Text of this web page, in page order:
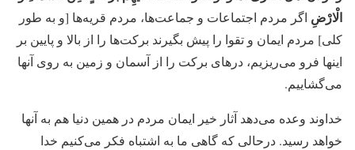
الْارْضِ اگر مردم اجتماعات و جماعت‌ها، مردم قریه‏‌ها [و به طور
کلی] مردم ایمان و تقوا را پیش بگیرند برکت‌ها را از بالا و پایین بر
اینها فرو می‌‏ریزیم، درهای برکت را از آسمان و زمین به روی آنها
می‏‌گشاییم.
خداوند وعده می‌دهد آثار خیر ایمان مردم در همین دنیا هم به آنها
خواهد رسید. درحالی که گاهی ما به اشتباه فکر می‌کنیم خدا